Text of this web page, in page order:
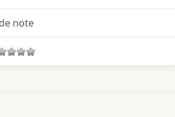
note